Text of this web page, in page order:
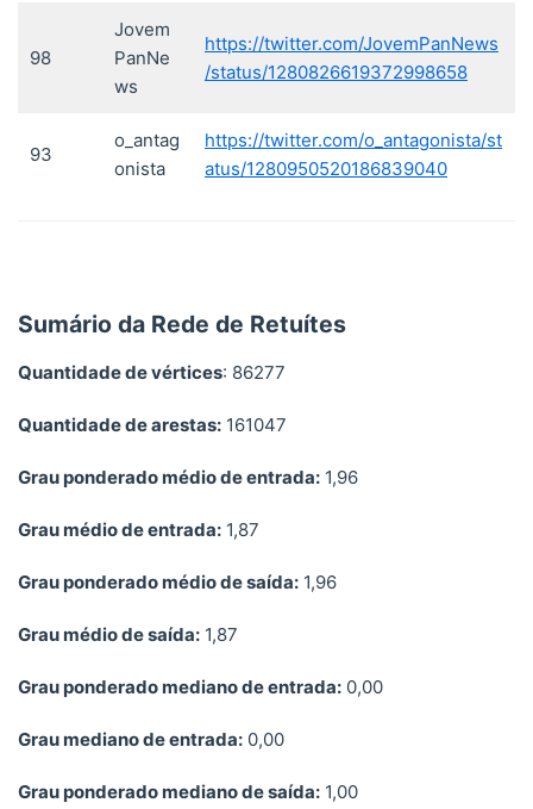
98
Jovem
PanNe
ws
https://twitter.com/JovemPanNews
/status/1280826619372998658
93
o_antag
onista
https://twitter.com/o_antagonista/st
atus/1280950520186839040
Sumário da Rede de Retuítes
Quantidade de vértices: 86277
Quantidade de arestas: 161047
Grau ponderado médio de entrada: 1,96
Grau médio de entrada: 1,87
Grau ponderado médio de saída: 1,96
Grau médio de saída: 1,87
Grau ponderado mediano de entrada: 0,00
Grau mediano de entrada: 0,00
Grau ponderado mediano de saída: 1,00